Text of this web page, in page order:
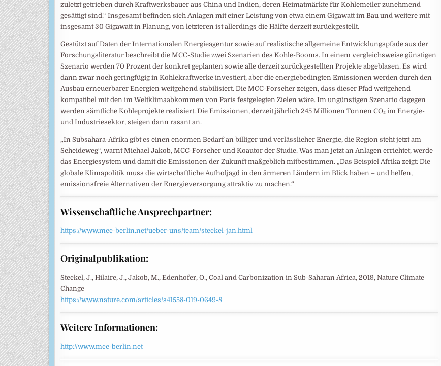
zuletzt getrieben durch Kraftwerksbauer aus China und Indien, deren Heimatmärkte für Kohlemeiler zunehmend
gesättigt sind.“ Insgesamt befinden sich Anlagen mit einer Leistung von etwa einem Gigawatt im Bau und weitere mit
insgesamt 30 Gigawatt in Planung, von letzteren ist allerdings die Hälfte derzeit zurückgestellt.
Gestützt auf Daten der Internationalen Energieagentur sowie auf realistische allgemeine Entwicklungspfade aus der
Forschungsliteratur beschreibt die MCC-Studie zwei Szenarien des Kohle-Booms. In einem vergleichsweise günstigen
Szenario werden 70 Prozent der konkret geplanten sowie alle derzeit zurückgestellten Projekte abgeblasen. Es wird
dann zwar noch geringfügig in Kohlekraftwerke investiert, aber die energiebedingten Emissionen werden durch den
Ausbau erneuerbarer Energien weitgehend stabilisiert. Die MCC-Forscher zeigen, dass dieser Pfad weitgehend
kompatibel mit den im Weltklimaabkommen von Paris festgelegten Zielen wäre. Im ungünstigen Szenario dagegen
werden sämtliche Kohleprojekte realisiert. Die Emissionen, derzeit jährlich 245 Millionen Tonnen CO₂ im Energie-
und Industriesektor, steigen dann rasant an.
„In Subsahara-Afrika gibt es einen enormen Bedarf an billiger und verlässlicher Energie, die Region steht jetzt am
Scheideweg“, warnt Michael Jakob, MCC-Forscher und Koautor der Studie. Was man jetzt an Anlagen errichtet, werde
das Energiesystem und damit die Emissionen der Zukunft maßgeblich mitbestimmen. „Das Beispiel Afrika zeigt: Die
globale Klimapolitik muss die wirtschaftliche Aufholjagd in den ärmeren Ländern im Blick haben – und helfen,
emissionsfreie Alternativen der Energieversorgung attraktiv zu machen.“
Wissenschaftliche Ansprechpartner:
https://www.mcc-berlin.net/ueber-uns/team/steckel-jan.html
Originalpublikation:
Steckel, J., Hilaire, J., Jakob, M., Edenhofer, O., Coal and Carbonization in Sub-Saharan Africa, 2019, Nature Climate
Change
https://www.nature.com/articles/s41558-019-0649-8
Weitere Informationen:
http://www.mcc-berlin.net